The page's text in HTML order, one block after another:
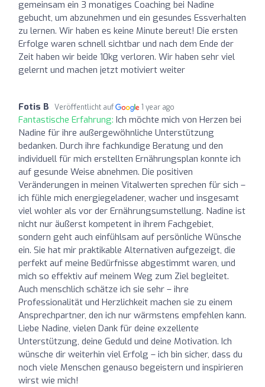
gemeinsam ein 3 monatiges Coaching bei Nadine
gebucht, um abzunehmen und ein gesundes Essverhalten
zu lernen. Wir haben es keine Minute bereut! Die ersten
Erfolge waren schnell sichtbar und nach dem Ende der
Zeit haben wir beide 10kg verloren. Wir haben sehr viel
gelernt und machen jetzt motiviert weiter
Fotis B Veröffentlicht auf 1 year ago
Fantastische Erfahrung: Ich möchte mich von Herzen bei
Nadine für ihre außergewöhnliche Unterstützung
bedanken. Durch ihre fachkundige Beratung und den
individuell für mich erstellten Ernährungsplan konnte ich
auf gesunde Weise abnehmen. Die positiven
Veränderungen in meinen Vitalwerten sprechen für sich –
ich fühle mich energiegeladener, wacher und insgesamt
viel wohler als vor der Ernährungsumstellung. Nadine ist
nicht nur äußerst kompetent in ihrem Fachgebiet,
sondern geht auch einfühlsam auf persönliche Wünsche
ein. Sie hat mir praktikable Alternativen aufgezeigt, die
perfekt auf meine Bedürfnisse abgestimmt waren, und
mich so effektiv auf meinem Weg zum Ziel begleitet.
Auch menschlich schätze ich sie sehr – ihre
Professionalität und Herzlichkeit machen sie zu einem
Ansprechpartner, den ich nur wärmstens empfehlen kann.
Liebe Nadine, vielen Dank für deine exzellente
Unterstützung, deine Geduld und deine Motivation. Ich
wünsche dir weiterhin viel Erfolg – ich bin sicher, dass du
noch viele Menschen genauso begeistern und inspirieren
wirst wie mich!